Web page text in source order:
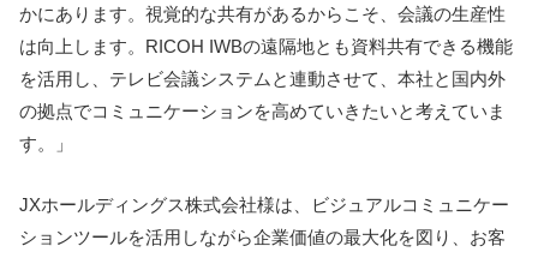
かにあります。視覚的な共有があるからこそ、会議の生産性
は向上します。RICOH IWBの遠隔地とも資料共有できる機能
を活用し、テレビ会議システムと連動させて、本社と国内外
の拠点でコミュニケーションを高めていきたいと考えていま
す。」
JXホールディングス株式会社様は、ビジュアルコミュニケー
ションツールを活用しながら企業価値の最大化を図り、お客